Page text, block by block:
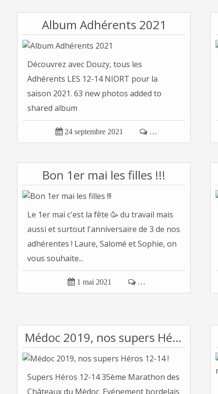
Album Adhérents 2021
Découvrez avec Douzy, tous les
Adhérents LES 12-14 NIORT pour la
saison 2021. 63 new photos added to
shared album
 24 septembre 2021  …
Bon 1er mai les filles !!!
Le 1er mai c'est la fête 🥳 du travail mais
aussi et surtout l'anniversaire de 3 de nos
adhérentes ! Laure, Salomé et Sophie, on
vous souhaite...
 1 mai 2021  …
Médoc 2019, nos supers Héros 12-14 !
Supers Héros 12-14 35ème Marathon des
Châteaux du Médoc. Evénement bordelais